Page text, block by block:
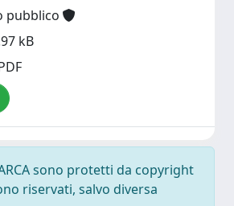
pubblico
kB
sono protetti da copyright
riservati, salvo diversa